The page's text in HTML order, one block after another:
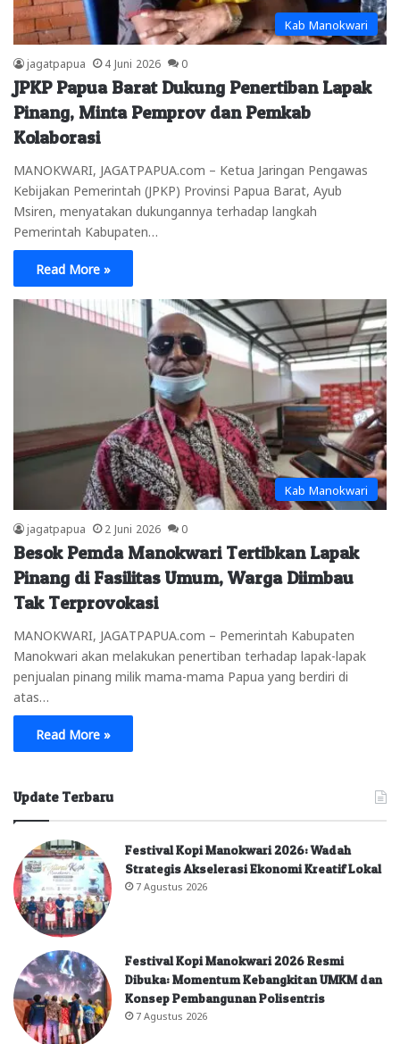
Kab Manokwari
jagatpapua 4 Juni 2026 0
JPKP Papua Barat Dukung Penertiban Lapak
Pinang, Minta Pemprov dan Pemkab
Kolaborasi
MANOKWARI, JAGATPAPUA.com – Ketua Jaringan Pengawas
Kebijakan Pemerintah (JPKP) Provinsi Papua Barat, Ayub
Msiren, menyatakan dukungannya terhadap langkah
Pemerintah Kabupaten…
Read More »
Kab Manokwari
jagatpapua 2 Juni 2026 0
Besok Pemda Manokwari Tertibkan Lapak
Pinang di Fasilitas Umum, Warga Diimbau
Tak Terprovokasi
MANOKWARI, JAGATPAPUA.com – Pemerintah Kabupaten
Manokwari akan melakukan penertiban terhadap lapak-lapak
penjualan pinang milik mama-mama Papua yang berdiri di
atas…
Read More »
Update Terbaru
Festival Kopi Manokwari 2026: Wadah
Strategis Akselerasi Ekonomi Kreatif Lokal
7 Agustus 2026
Festival Kopi Manokwari 2026 Resmi
Dibuka: Momentum Kebangkitan UMKM dan
Konsep Pembangunan Polisentris
7 Agustus 2026